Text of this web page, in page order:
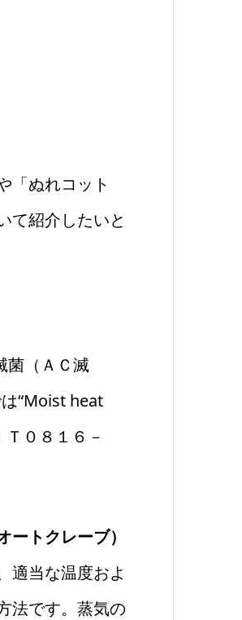
「ぬれコット
て紹介したいと
菌（ＡＣ滅
“Moist heat
Ｔ０８１６－
トクレーブ）
適当な温度およ
法です。蒸気の